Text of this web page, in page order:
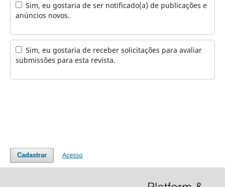
Sim, eu gostaria de ser notificado(a) de publicações e
anúncios novos.
Sim, eu gostaria de receber solicitações para avaliar
submissões para esta revista.
Cadastrar Acesso